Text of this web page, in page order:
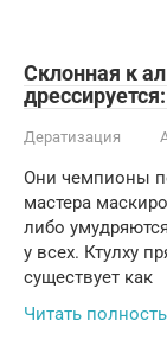
Склонная к
Дератизация
Они чемпионы
мастера
либо
у всех. Ктулху
существует как
Читать